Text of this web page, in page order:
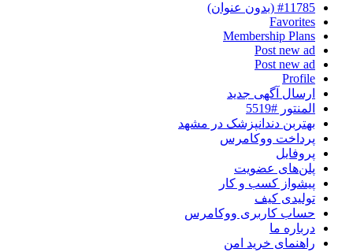
#11785 (بدون عنوان)
Favorites
Membership Plans
Post new ad
Post new ad
Profile
ارسال آگهی جدید
المنتور #5519
بهتربن دندانپزشک در مشهد
پرداخت ووکامرس
پروفایل
پلن‌های عضویت
پیشواز کسب و کار
تولیدی کیف
حساب کاربری ووکامرس
درباره ما
راهنمای خرید امن